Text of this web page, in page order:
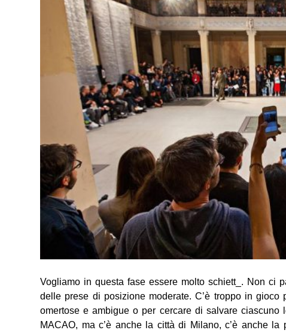
Vogliamo in questa fase essere molto schiett_. Non ci
delle prese di posizione moderate. C’è troppo in
omertose e ambigue o per cercare di salvare
MACAO, ma c’è anche la città di Milano, c’è anche